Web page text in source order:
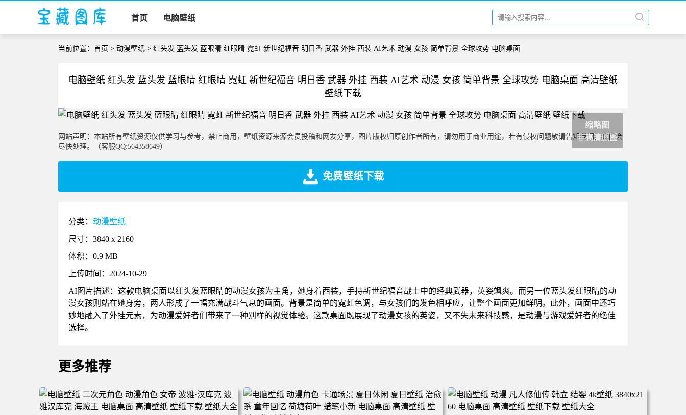
首页 电脑壁纸
当前位置：首页 >动漫壁纸 > 红头发 蓝头发 蓝眼睛 红眼睛 霓虹 新世纪福音 明日香 武器 外挂 西装 AI艺术 动漫 女孩 简单背景 全球攻势 电脑桌面
电脑壁纸 红头发 蓝头发 蓝眼睛 红眼睛 霓虹 新世纪福音 明日香 武器 外挂 西装 AI艺术 动漫 女孩 简单背景 全球攻势 电脑桌面 高清壁纸
壁纸下载
缩略图
非高清原图
网站声明：本站所有壁纸资源仅供学习与参考，禁止商用，壁纸资源来源会员投稿和网友分享，图片版权归原创作者所有，请勿用于商业用途，若有侵权问题敬请告知我们，我们会
尽快处理。（客服QQ:564358649）
免费壁纸下载
分类：动漫壁纸
尺寸：3840 x 2160
体积：0.9 MB
上传时间：2024-10-29
AI图片描述：这款电脑桌面以红头发蓝眼睛的动漫女孩为主角，她身着西装，手持新世纪福音战士中的经典武器，英姿飒爽。而另一位蓝头发红眼睛的动
漫女孩则站在她身旁，两人形成了一幅充满战斗气息的画面。背景是简单的霓虹色调，与女孩们的发色相呼应，让整个画面更加鲜明。此外，画面中还巧
妙地融入了外挂元素，为动漫爱好者们带来了一种别样的视觉体验。这款桌面既展现了动漫女孩的英姿，又不失未来科技感，是动漫与游戏爱好者的绝佳
选择。
更多推荐